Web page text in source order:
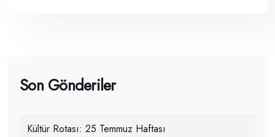
Son Gönderiler
Kültür Rotası: 25 Temmuz Haftası